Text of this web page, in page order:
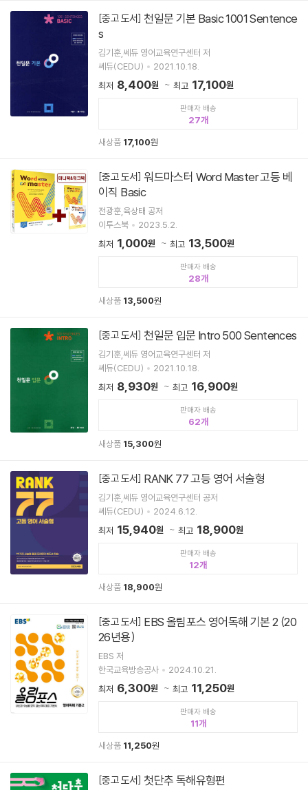
[중고 도서]
s
김기훈,쎄듀 영어교육연구센터 저
쎄듀(CEDU)
2021.10.18.
최저 8,400원 최고 17,100원
판매자 배송
27
새상품 17,100원
[중고 도서] 워드마스터 Word Master 고등 베
이직 Basic
전광훈,육상태 공저
이투스북
2023.5.2.
최저 1,000원 최고 13,500원
판매자 배송
28
새상품 13,500원
[중고 도서] 천일문 입문 Intro 500 Sentences
김기훈,쎄듀 영어교육연구센터 저
쎄듀(CEDU)
2021.10.18.
최저 8,930원 최고 16,900원
판매자 배송
62
새상품 15,300원
[중고 도서] RANK 77 고등 영어 서술형
김기훈,쎄듀 영어교육연구센터 공저
쎄듀(CEDU)
2024.6.12.
최저 15,940원 최고 18,900원
판매자 배송
12
새상품 18,900원
[중고 도서]
26년용)
EBS 저
한국교육방송공사
2024.10.21.
최저 6,300원 최고 11,250원
판매자 배송
11
새상품 11,250원
[중고 도서] 첫단추 독해유형편